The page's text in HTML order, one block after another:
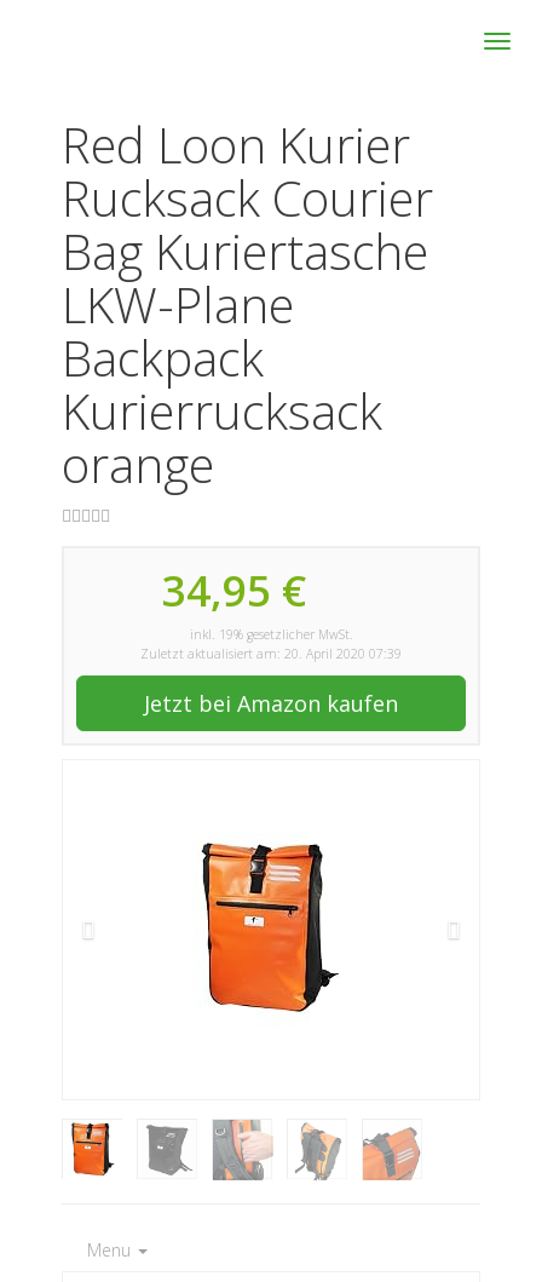
Red Loon Kurier
Rucksack Courier
Bag Kuriertasche
LKW-Plane
Backpack
Kurierrucksack
orange
34,95 €
inkl. 19% gesetzlicher MwSt.
Zuletzt aktualisiert am: 20. April 2020 07:39
Jetzt bei Amazon kaufen
Menu